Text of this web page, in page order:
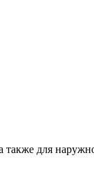
также для